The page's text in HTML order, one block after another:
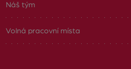
Náš tým
Volná pracovní místa